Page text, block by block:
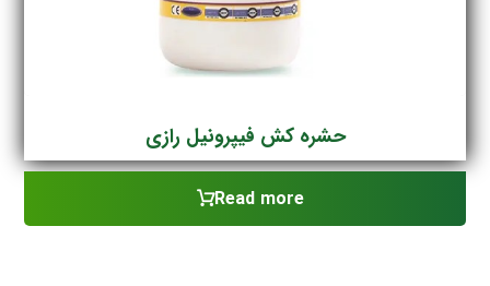
حشره کش فیپرونیل رازی
Read more